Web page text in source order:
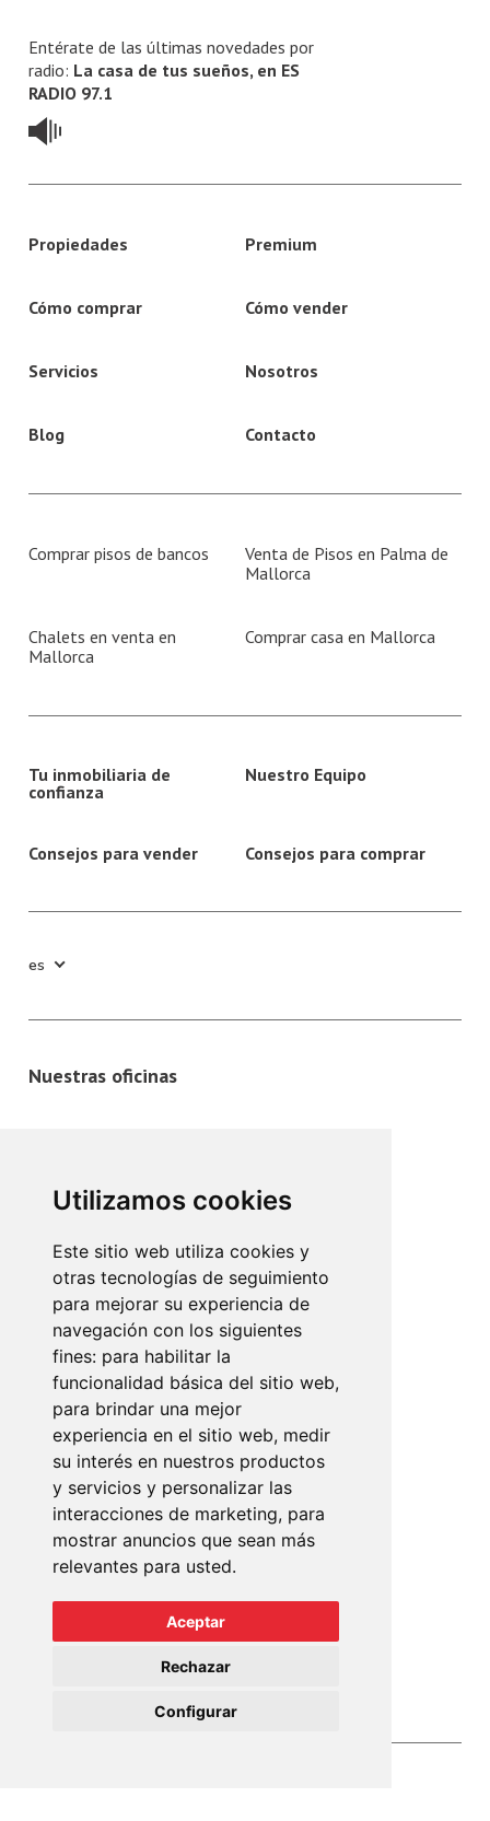
Utilizamos cookies
Este sitio web utiliza cookies y
otras tecnologías de seguimiento
para mejorar su experiencia de
navegación con los siguientes
fines: para habilitar la
funcionalidad básica del sitio web,
para brindar una mejor
experiencia en el sitio web, medir
su interés en nuestros productos
y servicios y personalizar las
interacciones de marketing, para
mostrar anuncios que sean más
relevantes para usted.
Aceptar
Rechazar
Configurar
Entérate de las últimas novedades por
radio: La casa de tus sueños, en ES
RADIO 97.1
Propiedades Premium
Cómo comprar Cómo vender
Servicios Nosotros
Blog Contacto
Comprar pisos de bancos
Venta de Pisos en Palma de
Mallorca
Chalets en venta en
Mallorca
Comprar casa en Mallorca
Tu inmobiliaria de
confianza
Nuestro Equipo
Consejos para vender Consejos para comprar
es
Nuestras oficinas
+34 971 910 801 / 686 121 248
Plaza París, 3
07010 Palma de Mallorca
+34 971 902 011
info@mundopisos.com
Lope de Vega, 2
07013 Palma de Mallorca
info@mundopisos.com